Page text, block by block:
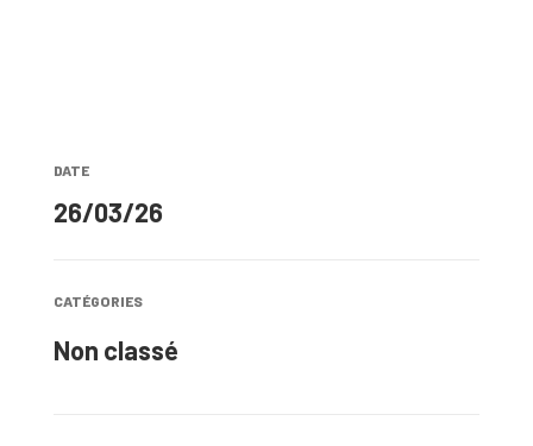
DATE
26/03/26
CATÉGORIES
Non classé